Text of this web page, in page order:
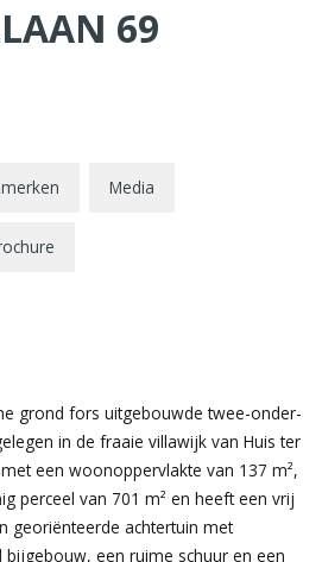
69
Media
grond fors uitgebouwde twee-onder-
in de fraaie villawijk van Huis ter
een woonoppervlakte van 137 m²,
perceel van 701 m² en heeft een vrij
georiënteerde achtertuin met
een ruime schuur en een